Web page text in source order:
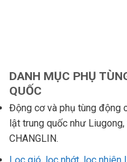
DANH MỤC PHỤ
QUỐC
Động cơ và phụ tùng động
lật trung quốc như Liugong,
CHANGLIN.
Lọc gió, lọc nhớt, lọc